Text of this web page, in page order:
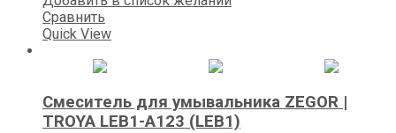
Сравнить
Quick View
Смеситель для умывальника ZEGOR |
TROYA LEB1-A123 (LEB1)